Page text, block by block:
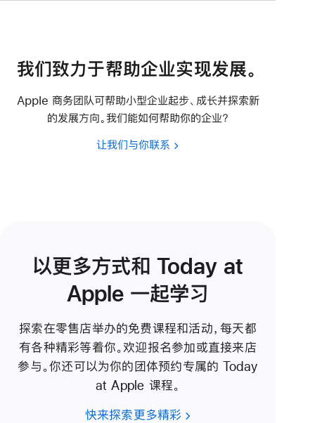
我们致力于帮助企业实现发展。
Apple 商务团队可帮助小型企业起步、成长并探索新
的发展方向。我们能如何帮助你的企业？
让我们与你联系
以更多方式和 Today at
Apple 一起学习
探索在零售店举办的免费课程和活动，每天都
有各种精彩等着你。欢迎报名参加或直接来店
参与。你还可以为你的团体预约专属的 Today
at Apple 课程。
快来探索更多精彩